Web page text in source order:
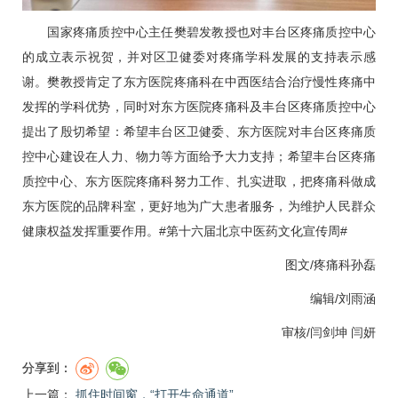
国家疼痛质控中心主任樊碧发教授也对丰台区疼痛质控中心
的成立表示祝贺，并对区卫健委对疼痛学科发展的支持表示感
谢。樊教授肯定了东方医院疼痛科在中西医结合治疗慢性疼痛中
发挥的学科优势，同时对东方医院疼痛科及丰台区疼痛质控中心
提出了殷切希望：希望丰台区卫健委、东方医院对丰台区疼痛质
控中心建设在人力、物力等方面给予大力支持；希望丰台区疼痛
质控中心、东方医院疼痛科努力工作、扎实进取，把疼痛科做成
东方医院的品牌科室，更好地为广大患者服务，为维护人民群众
健康权益发挥重要作用。#第十六届北京中医药文化宣传周#
图文/疼痛科孙磊
编辑/刘雨涵
审核/闫剑坤 闫妍
分享到：
上一篇： 抓住时间窗，“打开生命通道”